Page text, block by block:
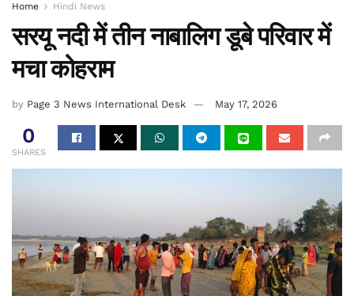
Home Hindi News
सरयू नदी में तीन नाबालिग डूबे परिवार में
मचा कोहराम
by Page 3 News International Desk May 17, 2026
0
SHARES